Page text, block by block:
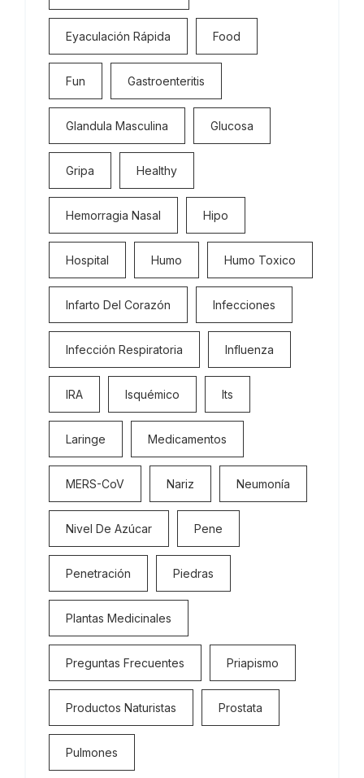
Eyaculación Rápida Food
Fun Gastroenteritis
Glandula Masculina Glucosa
Gripa Healthy
Hemorragia Nasal Hipo
Hospital Humo Humo Toxico
Infarto Del Corazón Infecciones
Infección Respiratoria Influenza
IRA Isquémico Its
Laringe Medicamentos
MERS-CoV Nariz Neumonía
Nivel De Azúcar Pene
Penetración Piedras
Plantas Medicinales
Preguntas Frecuentes Priapismo
Productos Naturistas Prostata
Pulmones